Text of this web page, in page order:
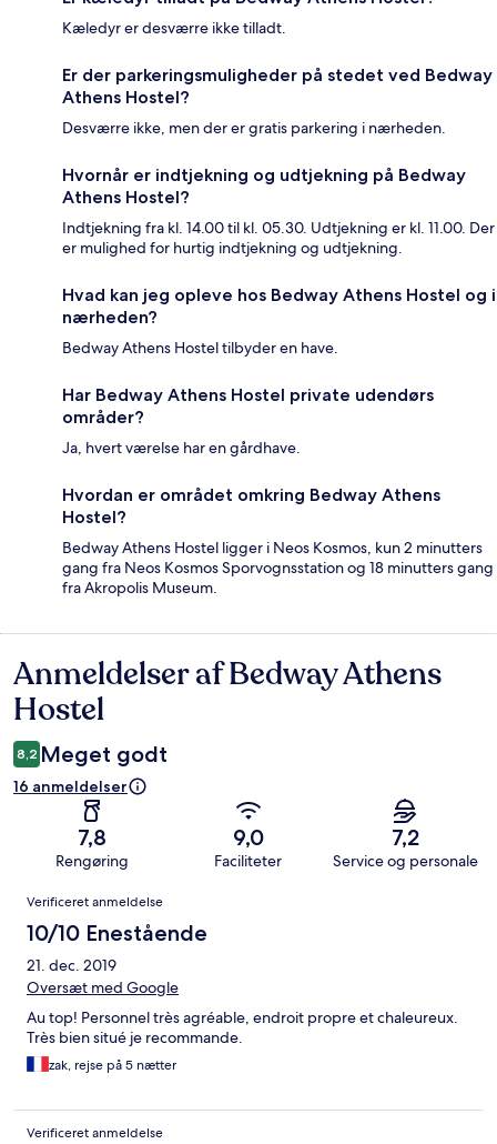
Kæledyr er desværre ikke tilladt.
Er der parkeringsmuligheder på stedet ved Bedway
Athens Hostel?
Desværre ikke, men der er gratis parkering i nærheden.
Hvornår er indtjekning og udtjekning på Bedway
Athens Hostel?
Indtjekning fra kl. 14.00 til kl. 05.30. Udtjekning er kl. 11.00. Der
er mulighed for hurtig indtjekning og udtjekning.
Hvad kan jeg opleve hos Bedway Athens Hostel og i
nærheden?
Bedway Athens Hostel tilbyder en have.
Har Bedway Athens Hostel private udendørs
områder?
Ja, hvert værelse har en gårdhave.
Hvordan er området omkring Bedway Athens
Hostel?
Bedway Athens Hostel ligger i Neos Kosmos, kun 2 minutters
gang fra Neos Kosmos Sporvognsstation og 18 minutters gang
fra Akropolis Museum.
Anmeldelser
Anmeldelser af Bedway Athens
Hostel
8,2 Meget godt
16 anmeldelser
7,8
Rengøring
9,0
Faciliteter
7,2
Service og personale
Anmeldelser
Verificeret anmeldelse
10/10 Enestående
21. dec. 2019
Oversæt med Google
Au top! Personnel très agréable, endroit propre et chaleureux.
Très bien situé je recommande.
zak, rejse på 5 nætter
Verificeret anmeldelse